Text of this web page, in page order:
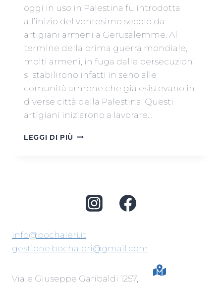
oggi in uso in Palestina fu introdotta
all’inizio del ventesimo secolo da
artigiani armeni a Gerusalemme. Al
termine della prima guerra mondiale,
molti armeni, in fuga dalle persecuzioni,
si stabilirono infatti in seno alle
comunità armene che già esistevano in
diverse città della Palestina. Questi
artigiani iniziarono a lavorare…
LEGGI DI PIÙ LA
info@bochaleri.it
gestione.bochaleri@gmail.com
Viale Giuseppe Garibaldi 1257,